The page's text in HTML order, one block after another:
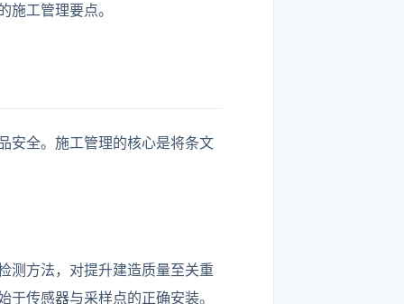
工管理要点。
安全。施工管理的核心是将条文
测方法，对提升建造质量至关重
传感器与采样点的正确安装。